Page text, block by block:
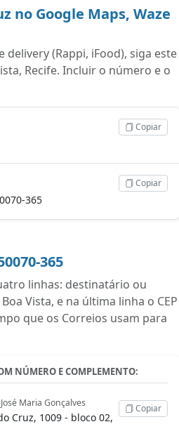
no Google Maps, Waze
(Rappi, iFood), siga este
Recife. Incluir o número e o
Copiar
365
Copiar
365
linhas: destinatário ou
Vista, e na última linha o CEP
que os Correios usam para
NÚMERO E COMPLEMENTO:
Maria Gonçalves
Cruz, 1009 - bloco 02,
Copiar